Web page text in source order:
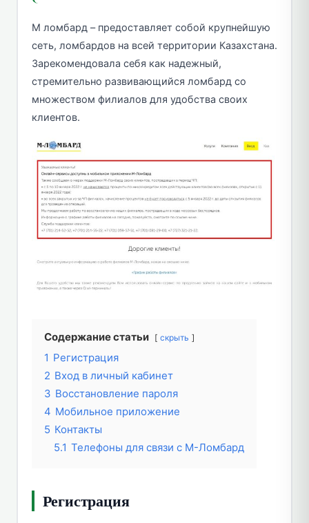
М ломбард – предоставляет собой крупнейшую
сеть, ломбардов на всей территории Казахстана.
Зарекомендовала себя как надежный,
стремительно развивающийся ломбард со
множеством филиалов для удобства своих
клиентов.
Содержание статьи скрыть
1 Регистрация
2 Вход в личный кабинет
3 Восстановление пароля
4 Мобильное приложение
5 Контакты
5.1 Телефоны для связи с М-Ломбард
Регистрация